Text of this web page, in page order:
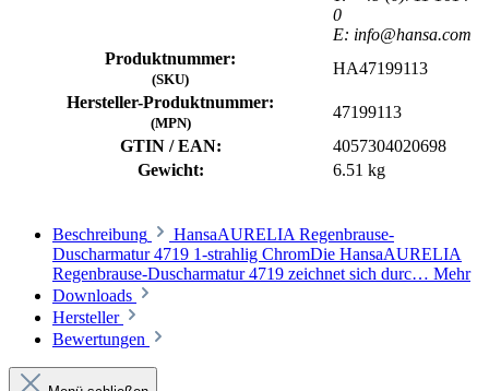
0
E: info@hansa.com
Produktnummer:
(SKU)
HA47199113
Hersteller-Produktnummer:
(MPN)
47199113
GTIN / EAN:
4057304020698
Gewicht:
6.51 kg
Beschreibung
HansaAURELIA Regenbrause-
Duscharmatur 4719 1-strahlig ChromDie HansaAURELIA
Regenbrause-Duscharmatur 4719 zeichnet sich durc… Mehr
Downloads
Hersteller
Bewertungen